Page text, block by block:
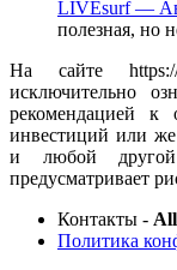
LIVEsurf —
полезная, но
На сайте
исключительно
рекомендацией к
инвестиций или же
и любой другой
предусматривает
Контакты -
Политика